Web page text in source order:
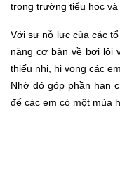
trong trường tiểu học
Với sự nỗ lực của các
năng cơ bản về bơi lội
thiếu nhi, hi vọng các
Nhờ đó góp phần hạn
để các em có một mùa